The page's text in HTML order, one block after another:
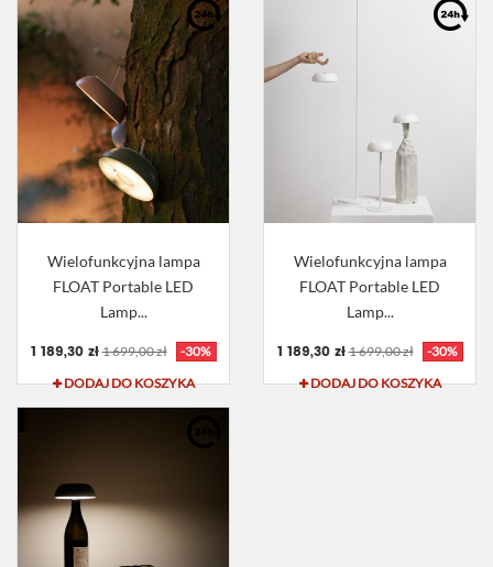
Wielofunkcyjna lampa
FLOAT Portable LED
Lamp...
1 189,30 zł 1 699,00 zł
-30%
DODAJ DO KOSZYKA
Wielofunkcyjna lampa
FLOAT Portable LED
Lamp...
1 189,30 zł 1 699,00 zł
-30%
DODAJ DO KOSZYKA